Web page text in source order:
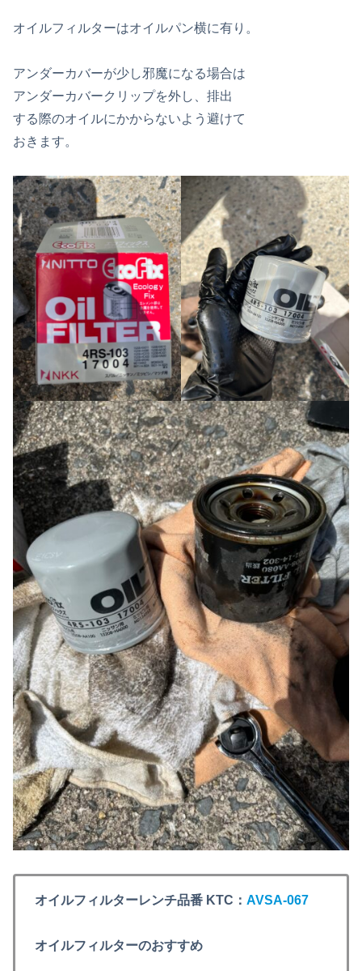
オイルフィルターはオイルパン横に有り。
アンダーカバーが少し邪魔になる場合は
アンダーカバークリップを外し、排出
する際のオイルにかからないよう避けて
おきます。
オイルフィルターレンチ品番 KTC： AVSA-067
オイルフィルターのおすすめ